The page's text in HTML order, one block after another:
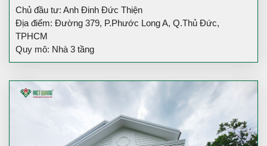
Chủ đầu tư: Anh Đinh Đức Thiện
Địa điểm: Đường 379, P.Phước Long A, Q.Thủ Đức,
TPHCM
Quy mô: Nhà 3 tầng